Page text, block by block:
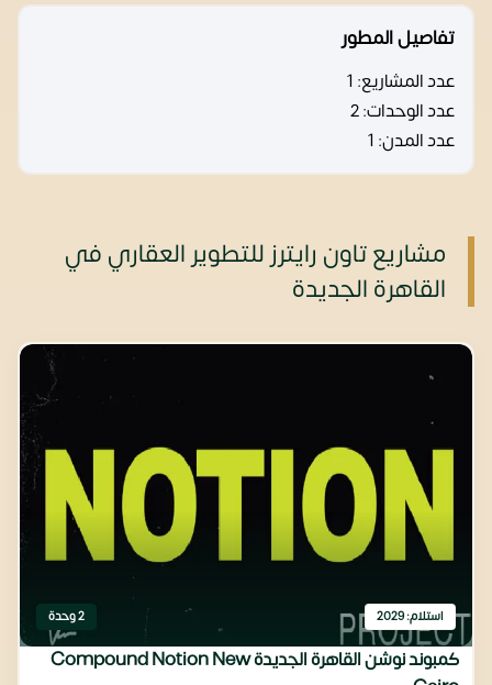
تفاصيل المطور
عدد المشاريع: 1
عدد الوحدات:2
عدد المدن: 1
مشاريع تاون رايترز للتطوير العقاري في
القاهرة الجديدة
استلام: 2029 2 وحدة
كمبوند نوشن القاهرة الجديدة Compound Notion New